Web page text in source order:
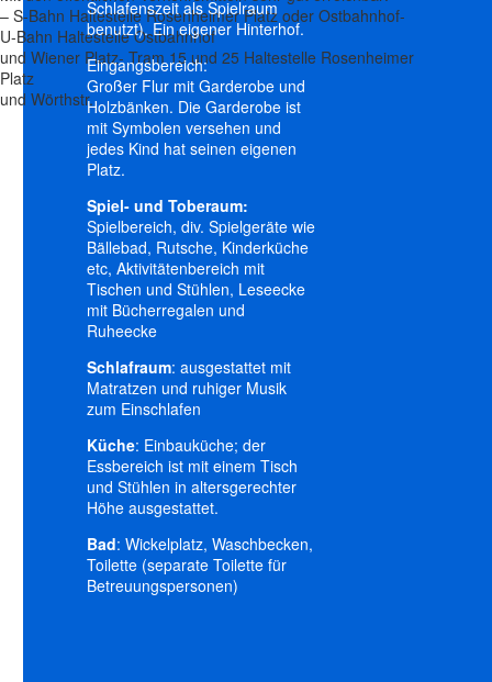
– S-Bahn Haltestelle Rosenheimer Platz oder Ostbahnhof-
U-Bahn Haltestelle Ostbahnhof
und Wiener Platz- Tram 15 und 25 Haltestelle Rosenheimer
Platz
und Wörthstr.
Schlafenszeit als Spielraum
benutzt). Ein eigener Hinterhof.
Eingangsbereich:
Großer Flur mit Garderobe und
Holzbänken. Die Garderobe ist
mit Symbolen versehen und
jedes Kind hat seinen eigenen
Platz.
Spiel- und Toberaum:
Spielbereich, div. Spielgeräte wie
Bällebad, Rutsche, Kinderküche
etc, Aktivitätenbereich mit
Tischen und Stühlen, Leseecke
mit Bücherregalen und
Ruheecke
Schlafraum: ausgestattet mit
Matratzen und ruhiger Musik
zum Einschlafen
Küche: Einbauküche; der
Essbereich ist mit einem Tisch
und Stühlen in altersgerechter
Höhe ausgestattet.
Bad: Wickelplatz, Waschbecken,
Toilette (separate Toilette für
Betreuungspersonen)